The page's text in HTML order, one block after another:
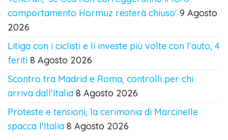
comportamento Hormuz resterà chiuso' 9 Agosto
2026
Litiga con i ciclisti e li investe più volte con l'auto, 4
feriti 8 Agosto 2026
Scontro tra Madrid e Roma, controlli per chi
arriva dall'Italia 8 Agosto 2026
Proteste e tensioni, la cerimonia di Marcinelle
spacca l'Italia 8 Agosto 2026